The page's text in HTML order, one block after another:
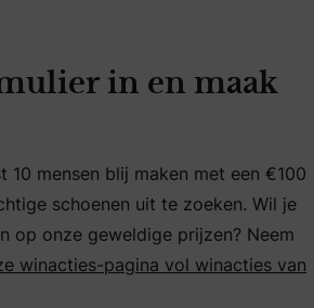
in en maak
10 mensen blij maken met een €100
schoenen uit te zoeken. Wil je
op onze geweldige prijzen? Neem
winacties-pagina vol winacties van